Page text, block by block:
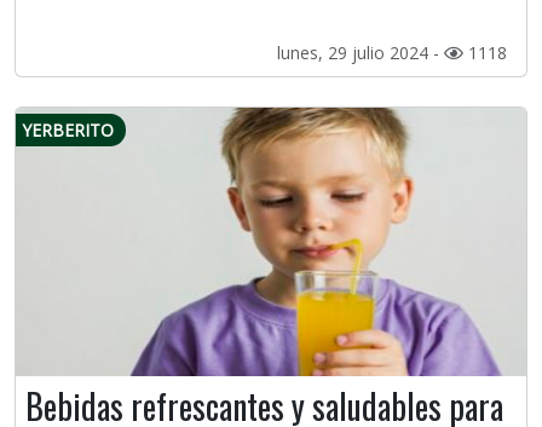
lunes, 29 julio 2024 - 1118
YERBERITO
Bebidas refrescantes y saludables para